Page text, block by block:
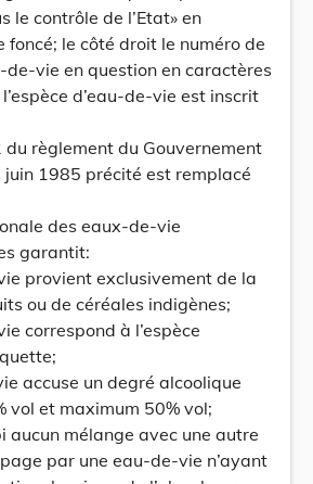
le contrôle de l’Etat» en
foncé; le côté droit le numéro de
de-vie en question en caractères
d’eau-de-vie est inscrit
du règlement du Gouvernement
juin 1985 précité est remplacé
des eaux-de-vie
garantit:
provient exclusivement de la
ou de céréales indigènes;
correspond à l’espèce
accuse un degré alcoolique
vol et maximum 50% vol;
aucun mélange avec une autre
par une eau-de-vie n’ayant